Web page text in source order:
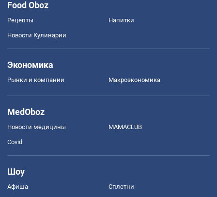
Food Oboz
Рецепты Напитки
Новости Кулинарии
Экономика
Рынки и компании Mакроэкономика
MedOboz
Новости медицины MAMACLUB
Covid
Шоу
Афиша Сплетни